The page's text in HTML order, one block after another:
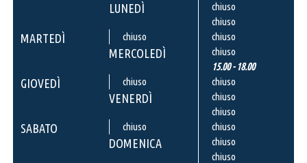
LUNEDÌ
chiuso
chiuso
MARTEDÌ chiuso chiuso
MERCOLEDÌ
chiuso
15.00 - 18.00
GIOVEDÌ chiuso chiuso
VENERDÌ
chiuso
chiuso
SABATO chiuso chiuso
DOMENICA
chiuso
chiuso